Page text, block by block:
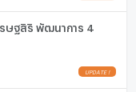
กม.
รษฐสิริ พัฒนาการ 4